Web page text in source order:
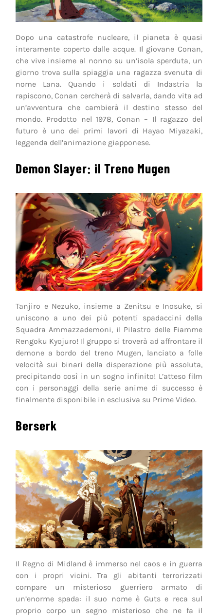
Dopo una catastrofe nucleare, il pianeta è quasi
interamente coperto dalle acque. Il giovane Conan,
che vive insieme al nonno su un’isola sperduta, un
giorno trova sulla spiaggia una ragazza svenuta di
nome Lana. Quando i soldati di Indastria la
rapiscono, Conan cercherà di salvarla, dando vita ad
un’avventura che cambierà il destino stesso del
mondo. Prodotto nel 1978, Conan – Il ragazzo del
futuro è uno dei primi lavori di Hayao Miyazaki,
leggenda dell’animazione giapponese.
Demon Slayer: il Treno Mugen
Tanjiro e Nezuko, insieme a Zenitsu e Inosuke, si
uniscono a uno dei più potenti spadaccini della
Squadra Ammazzademoni, il Pilastro delle Fiamme
Rengoku Kyojuro! Il gruppo si troverà ad affrontare il
demone a bordo del treno Mugen, lanciato a folle
velocità sui binari della disperazione più assoluta,
precipitando così in un sogno infinito! L’atteso film
con i personaggi della serie anime di successo è
finalmente disponibile in esclusiva su Prime Video.
Berserk
Il Regno di Midland è immerso nel caos e in guerra
con i propri vicini. Tra gli abitanti terrorizzati
compare un misterioso guerriero armato di
un’enorme spada: il suo nome è Guts e reca sul
proprio corpo un segno misterioso che ne fa il